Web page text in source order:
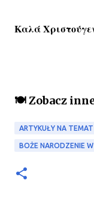
Καλά
🍽️ Zobacz
ARTYKUŁY NA TEMAT
BOŻE NARODZENIE W